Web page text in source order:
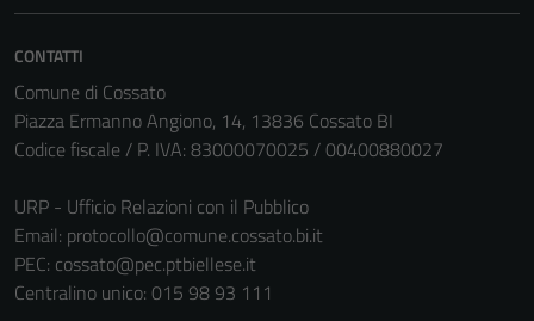
CONTATTI
Comune di Cossato
Piazza Ermanno Angiono, 14, 13836 Cossato BI
Codice fiscale / P. IVA: 83000070025 / 00400880027
URP - Ufficio Relazioni con il Pubblico
Email: protocollo@comune.cossato.bi.it
PEC: cossato@pec.ptbiellese.it
Centralino unico: 015 98 93 111
del sito e non
possono
disabilitati.
Questi cookie